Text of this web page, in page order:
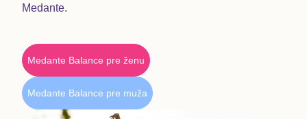
Medante.
Medante Balance pre ženu
Medante Balance pre muža